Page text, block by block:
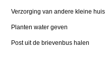
Verzorging van andere kleine
Planten water geven
Post uit de brievenbus halen